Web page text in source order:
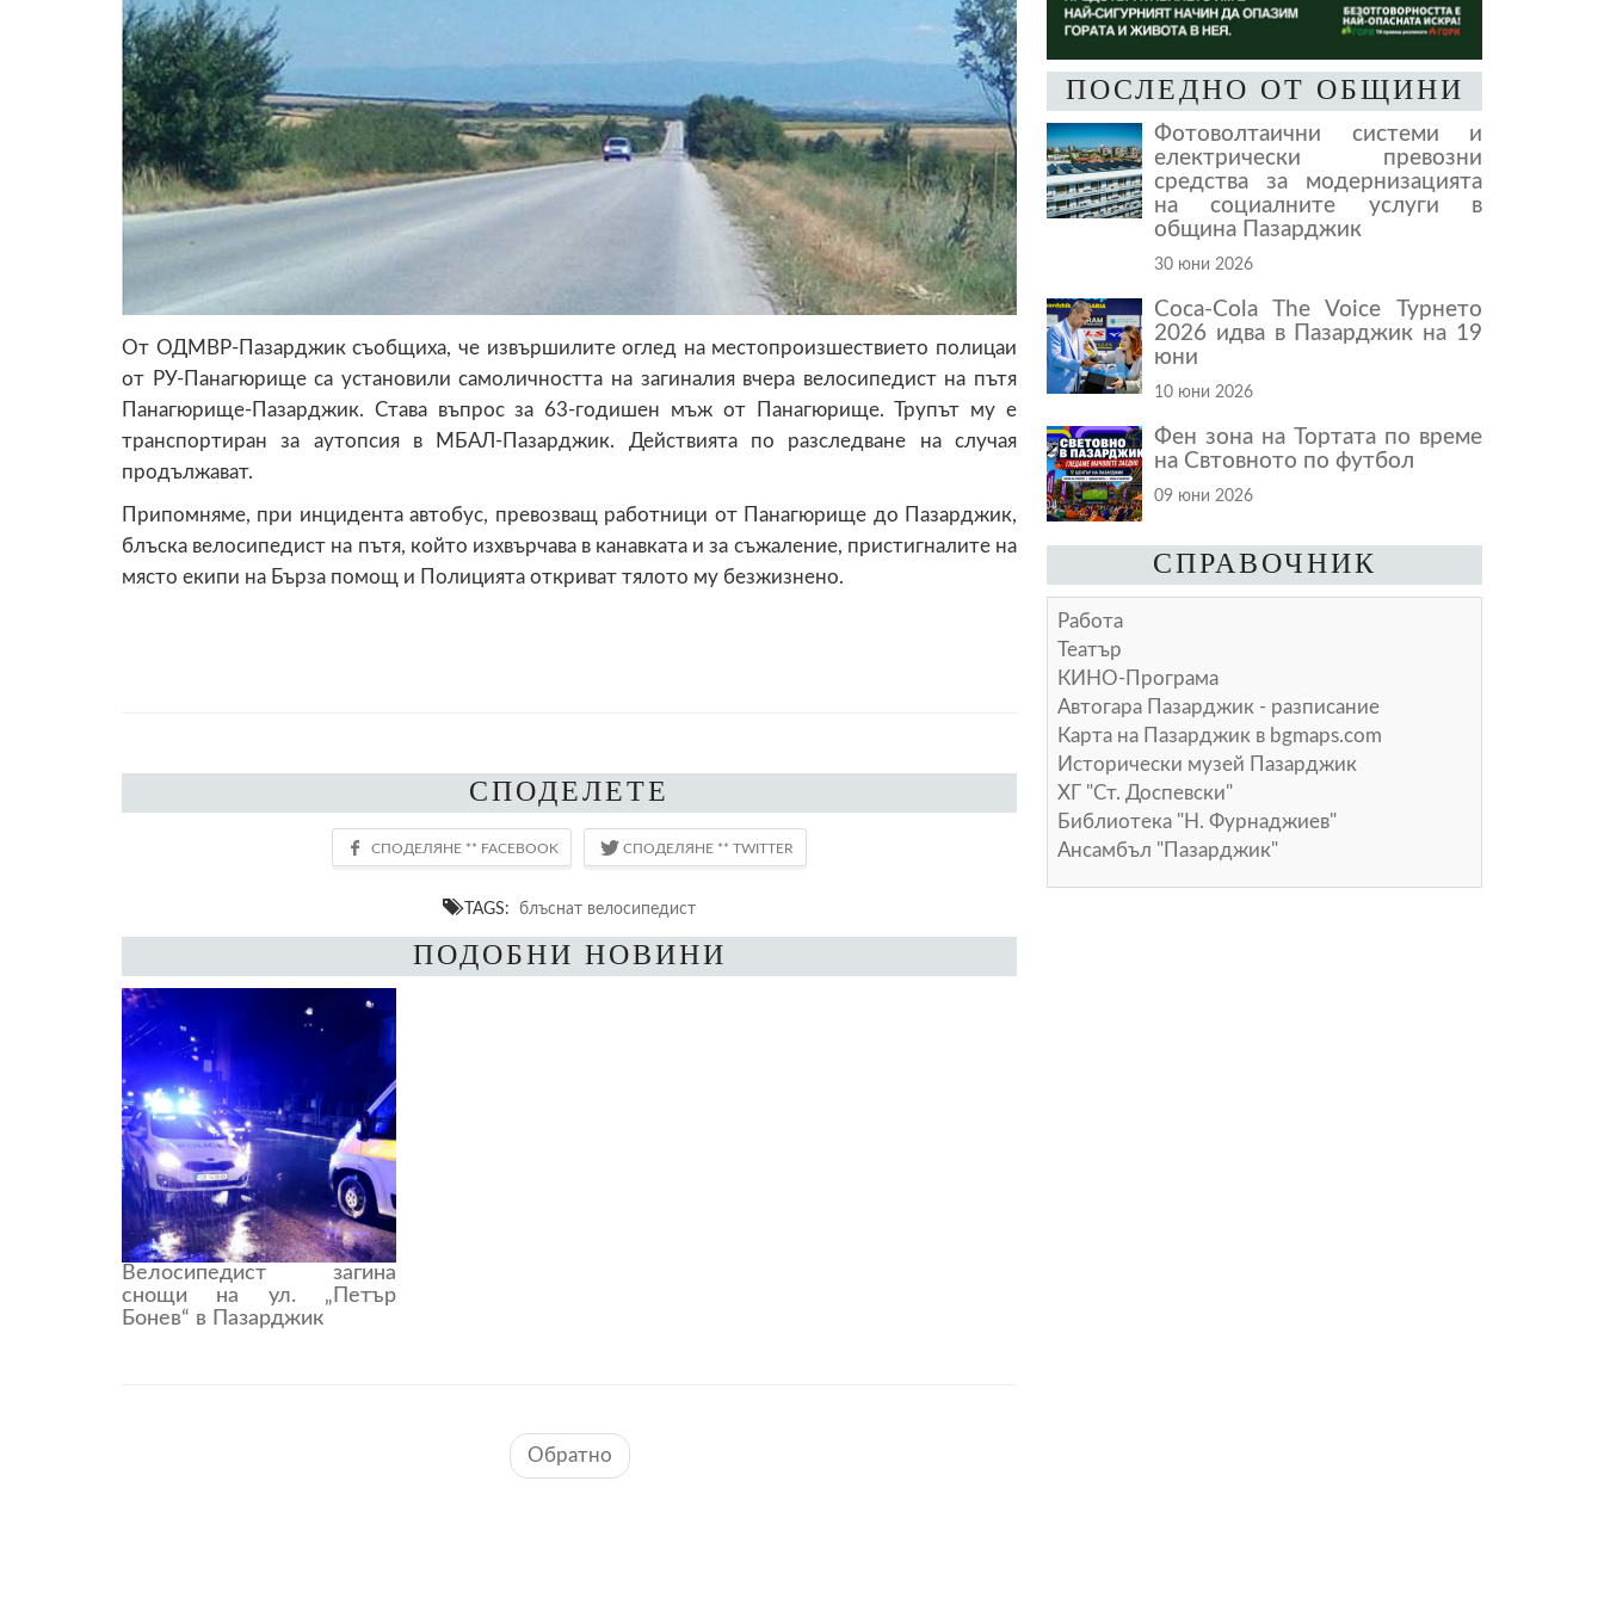
От ОДМВР-Пазарджик съобщиха, че извършилите оглед на местопроизшествието полицаи
от РУ-Панагюрище са установили самоличността на загиналия вчера велосипедист на пътя
Панагюрище-Пазарджик. Става въпрос за 63-годишен мъж от Панагюрище. Трупът му е
транспортиран за аутопсия в МБАЛ-Пазарджик. Действията по разследване на случая
продължават.
Припомняме, при инцидента автобус, превозващ работници от Панагюрище до Пазарджик,
блъска велосипедист на пътя, който изхвърчава в канавката и за съжаление, пристигналите на
място екипи на Бърза помощ и Полицията откриват тялото му безжизнено.
СПОДЕЛЕТЕ
TAGS: блъснат велосипедист
ПОДОБНИ НОВИНИ
Велосипедист загина
снощи на ул. „Петър
Бонев“ в Пазарджик
Обратно
ПОСЛЕДНО ОТ ОБЩИНИ
Фотоволтаични системи и
електрически превозни
средства за модернизацията
на социалните услуги в
община Пазарджик
30 юни 2026
Coca-Cola The Voice Турнето
2026 идва в Пазарджик на 19
юни
10 юни 2026
Фен зона на Тортата по време
на Свтовното по футбол
09 юни 2026
СПРАВОЧНИК
Работа
Театър
КИНО-Програма
Автогара Пазарджик - разписание
Карта на Пазарджик в bgmaps.com
Исторически музей Пазарджик
ХГ "Ст. Доспевски"
Библиотека "Н. Фурнаджиев"
Ансамбъл "Пазарджик"